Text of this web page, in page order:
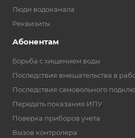
Люди водоканала
Реквизиты
Абонентам
Борьба с хищением воды
Последствия вмешательства в
Последствия самовольного
Передать показания ИПУ
Поверка приборов учета
Вызов контролера